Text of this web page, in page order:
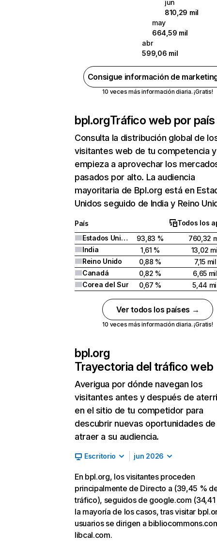
jun
810,29 mil
may
664,59 mil
abr
599,06 mil
Consigue información de
10 veces más información diaria. ¡Gratis!
bpl.orgTráfico web por país
Consulta la distribución global de
visitantes web de tu competencia y
empieza a aprovechar los
pasados por alto. La audiencia
mayoritaria de Bpl.org está en
Unidos seguido de India y Reino
País
Todos los
Estados Unidos
93,83 %
760,32
India
1,61 %
13,02
Reino Unido
0,88 %
7,15 mil
Canadá
0,82 %
6,65
Corea del Sur
0,67 % 5,44
Ver todos los países →
10 veces más información diaria. ¡Gratis!
bpl.org
Trayectoria del tráfico web
Averigua por dónde navegan los
visitantes antes y después de
en el sitio de tu competidor para
descubrir nuevas oportunidades de
atraer a su audiencia.
Escritorio jun 2026
En bpl.org, los visitantes proceden
principalmente de Directo a (39,45 %
tráfico), seguidos de google.com (34,41
la mayoría de los casos, tras visitar
usuarios se dirigen a
libcal.com.